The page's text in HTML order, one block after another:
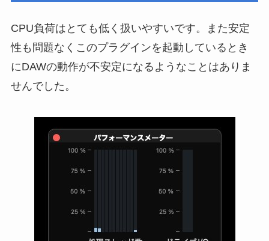
CPU負荷はとても低く扱いやすいです。また安定
性も問題なくこのプラグインを起動しているとき
にDAWの動作が不安定になるようなことはありま
せんでした。